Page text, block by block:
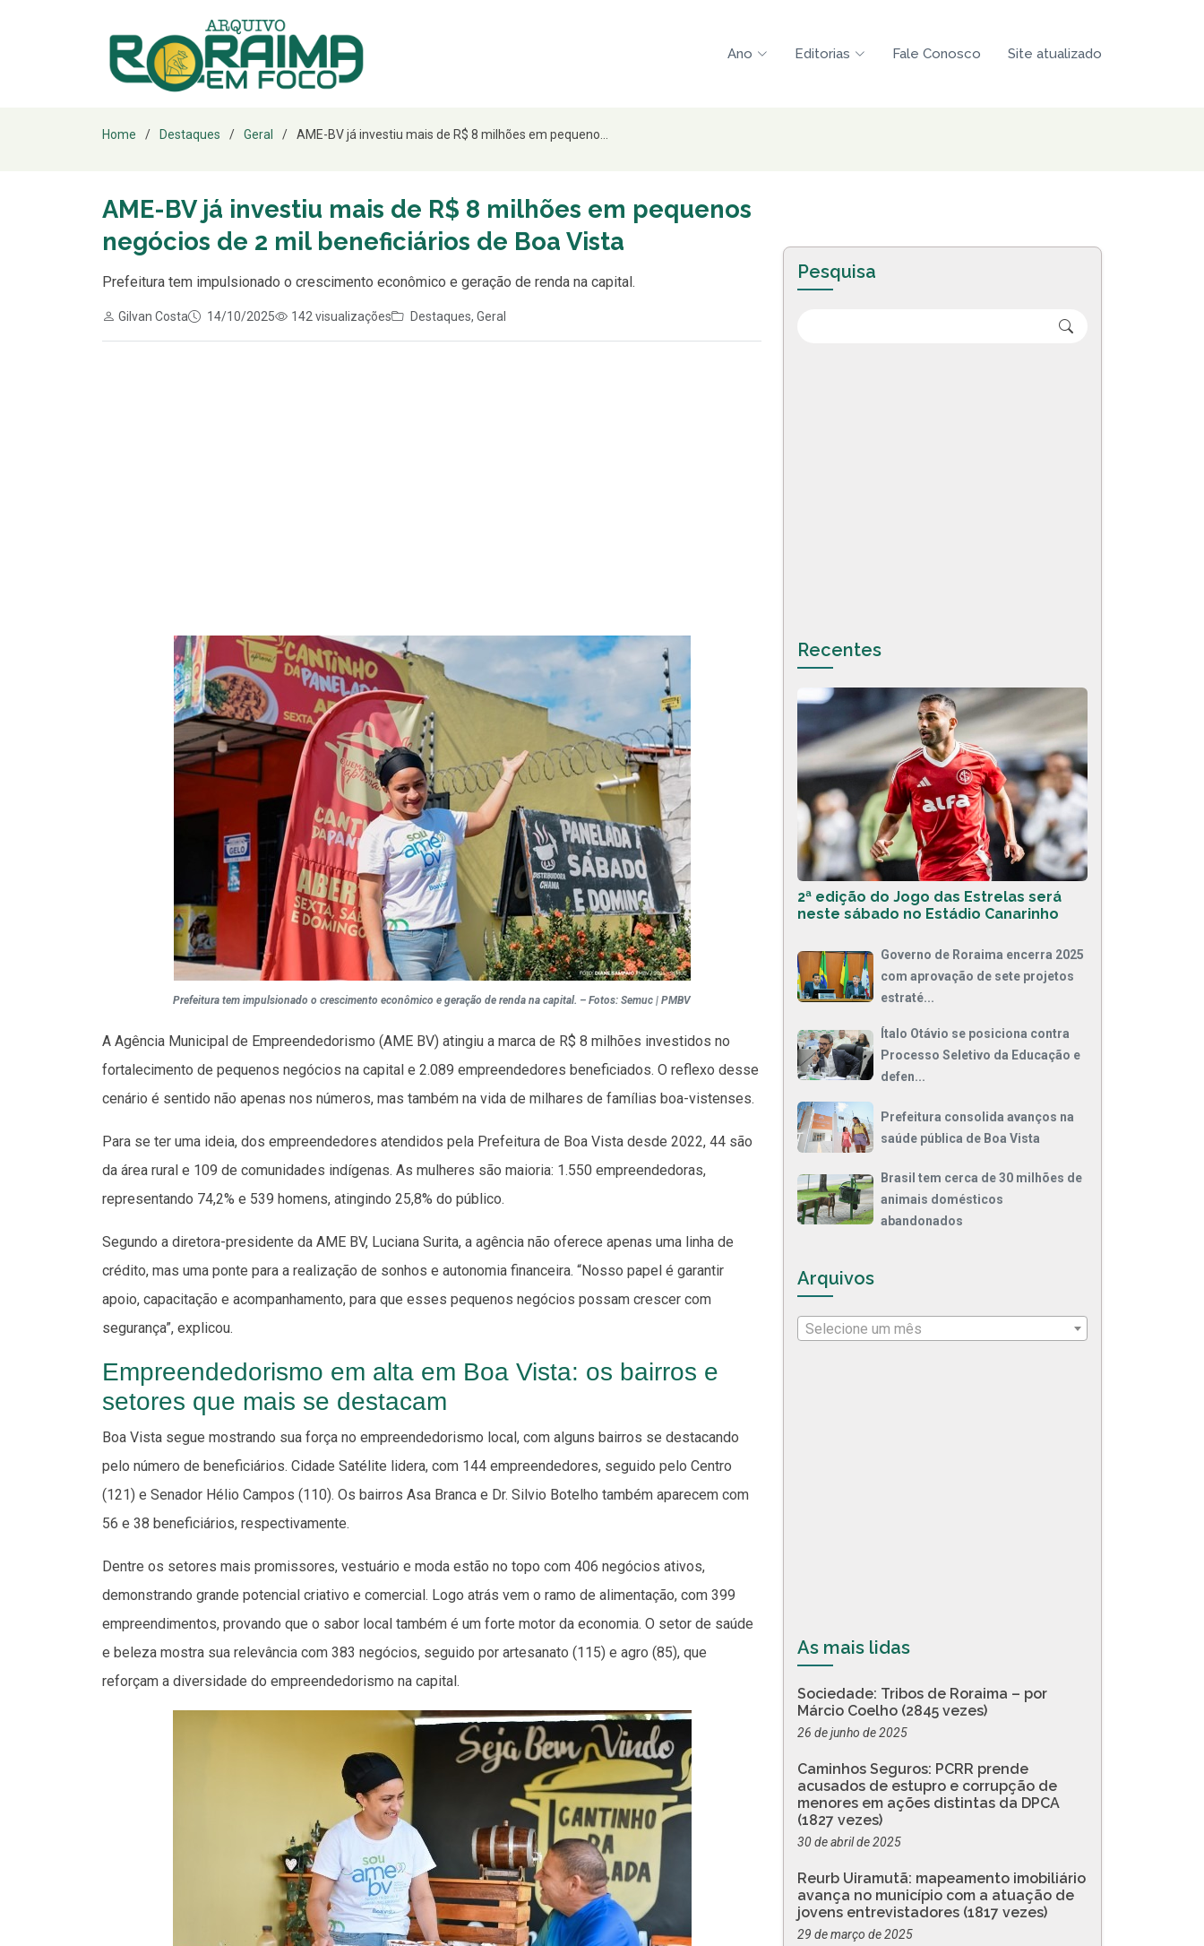
Ano Editorias Fale Conosco Site atualizado
Home Destaques Geral AME-BV já investiu mais de R$ 8 milhões em pequeno...
AME-BV já investiu mais de R$ 8 milhões em pequenos
negócios de 2 mil beneficiários de Boa Vista
Prefeitura tem impulsionado o crescimento econômico e geração de renda na capital.
Gilvan Costa 14/10/2025 142 visualizações Destaques, Geral
Prefeitura tem impulsionado o crescimento econômico e geração de renda na capital. – Fotos: Semuc | PMBV
A Agência Municipal de Empreendedorismo (AME BV) atingiu a marca de R$ 8 milhões investidos no
fortalecimento de pequenos negócios na capital e 2.089 empreendedores beneficiados. O reflexo desse
cenário é sentido não apenas nos números, mas também na vida de milhares de famílias boa-vistenses.
Para se ter uma ideia, dos empreendedores atendidos pela Prefeitura de Boa Vista desde 2022, 44 são
da área rural e 109 de comunidades indígenas. As mulheres são maioria: 1.550 empreendedoras,
representando 74,2% e 539 homens, atingindo 25,8% do público.
Segundo a diretora-presidente da AME BV, Luciana Surita, a agência não oferece apenas uma linha de
crédito, mas uma ponte para a realização de sonhos e autonomia financeira. “Nosso papel é garantir
apoio, capacitação e acompanhamento, para que esses pequenos negócios possam crescer com
segurança”, explicou.
Empreendedorismo em alta em Boa Vista: os bairros e
setores que mais se destacam
Boa Vista segue mostrando sua força no empreendedorismo local, com alguns bairros se destacando
pelo número de beneficiários. Cidade Satélite lidera, com 144 empreendedores, seguido pelo Centro
(121) e Senador Hélio Campos (110). Os bairros Asa Branca e Dr. Silvio Botelho também aparecem com
56 e 38 beneficiários, respectivamente.
Dentre os setores mais promissores, vestuário e moda estão no topo com 406 negócios ativos,
demonstrando grande potencial criativo e comercial. Logo atrás vem o ramo de alimentação, com 399
empreendimentos, provando que o sabor local também é um forte motor da economia. O setor de saúde
e beleza mostra sua relevância com 383 negócios, seguido por artesanato (115) e agro (85), que
reforçam a diversidade do empreendedorismo na capital.
Pesquisa
Recentes
2ª edição do Jogo das Estrelas será
neste sábado no Estádio Canarinho
Governo de Roraima encerra 2025
com aprovação de sete projetos
estraté...
Ítalo Otávio se posiciona contra
Processo Seletivo da Educação e
defen...
Prefeitura consolida avanços na
saúde pública de Boa Vista
Brasil tem cerca de 30 milhões de
animais domésticos
abandonados
Arquivos
Selecione um mês
As mais lidas
Sociedade: Tribos de Roraima – por
Márcio Coelho (2845 vezes)
26 de junho de 2025
Caminhos Seguros: PCRR prende
acusados de estupro e corrupção de
menores em ações distintas da DPCA
(1827 vezes)
30 de abril de 2025
Reurb Uiramutã: mapeamento imobiliário
avança no município com a atuação de
jovens entrevistadores (1817 vezes)
29 de março de 2025